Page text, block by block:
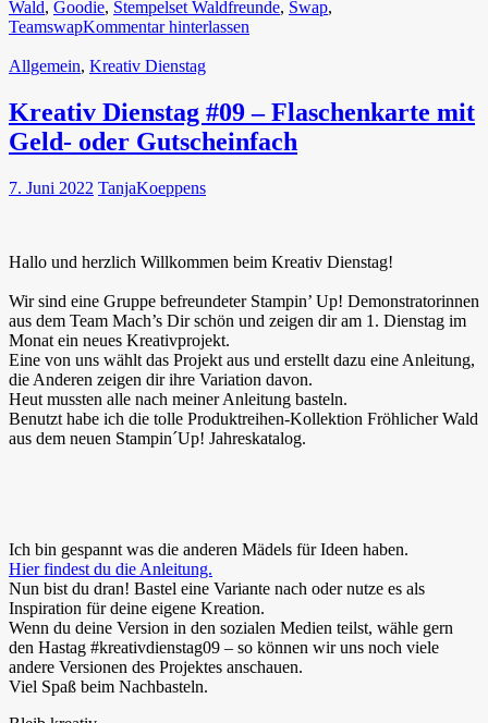
Wald, Goodie, Stempelset Waldfreunde, Swap,
TeamswapKommentar hinterlassen
Allgemein, Kreativ Dienstag
Kreativ Dienstag #09 – Flaschenkarte mit
Geld- oder Gutscheinfach
7. Juni 2022 TanjaKoeppens
Hallo und herzlich Willkommen beim Kreativ Dienstag!
Wir sind eine Gruppe befreundeter Stampin’ Up! Demonstratorinnen
aus dem Team Mach’s Dir schön und zeigen dir am 1. Dienstag im
Monat ein neues Kreativprojekt.
Eine von uns wählt das Projekt aus und erstellt dazu eine Anleitung,
die Anderen zeigen dir ihre Variation davon.
Heut mussten alle nach meiner Anleitung basteln.
Benutzt habe ich die tolle Produktreihen-Kollektion Fröhlicher Wald
aus dem neuen Stampin´Up! Jahreskatalog.
Ich bin gespannt was die anderen Mädels für Ideen haben.
Hier findest du die Anleitung.
Nun bist du dran! Bastel eine Variante nach oder nutze es als
Inspiration für deine eigene Kreation.
Wenn du deine Version in den sozialen Medien teilst, wähle gern
den Hastag #kreativdienstag09 – so können wir uns noch viele
andere Versionen des Projektes anschauen.
Viel Spaß beim Nachbasteln.